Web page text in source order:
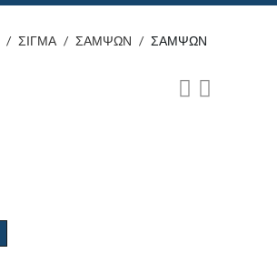
/ ΣΙΓΜΑ / ΣΑΜΨΩΝ / ΣΑΜΨΩΝ